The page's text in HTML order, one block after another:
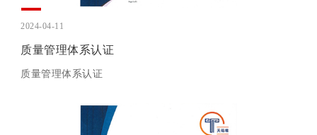
2024-04-11
质量管理体系认证
质量管理体系认证